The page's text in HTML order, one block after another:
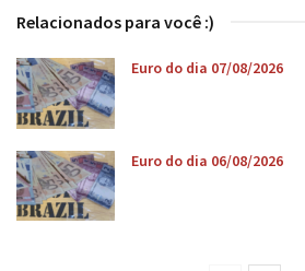
Relacionados para você :)
Euro do dia 07/08/2026
Euro do dia 06/08/2026